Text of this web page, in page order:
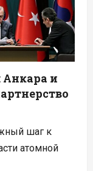
и
шаг к
атомной